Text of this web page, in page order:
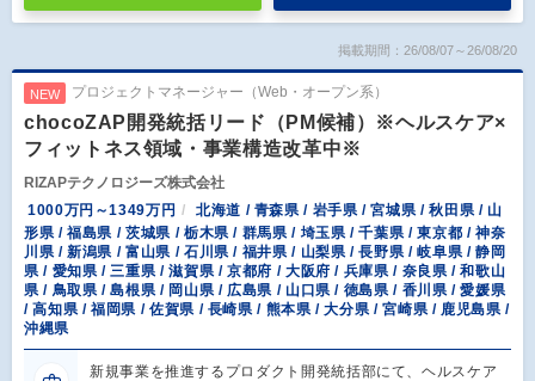
掲載期間：26/08/07～26/08/20
NEW プロジェクトマネージャー（Web・オープン系）
chocoZAP開発統括リード（PM候補）※ヘルスケア×
フィットネス領域・事業構造改革中※
RIZAPテクノロジーズ株式会社
1000万円～1349万円
北海道 / 青森県 / 岩手県 / 宮城県 / 秋田県 / 山
形県 / 福島県 / 茨城県 / 栃木県 / 群馬県 / 埼玉県 / 千葉県 / 東京都 / 神奈
川県 / 新潟県 / 富山県 / 石川県 / 福井県 / 山梨県 / 長野県 / 岐阜県 / 静岡
県 / 愛知県 / 三重県 / 滋賀県 / 京都府 / 大阪府 / 兵庫県 / 奈良県 / 和歌山
県 / 鳥取県 / 島根県 / 岡山県 / 広島県 / 山口県 / 徳島県 / 香川県 / 愛媛県
/ 高知県 / 福岡県 / 佐賀県 / 長崎県 / 熊本県 / 大分県 / 宮崎県 / 鹿児島県 /
沖縄県
新規事業を推進するプロダクト開発統括部にて、ヘルスケア